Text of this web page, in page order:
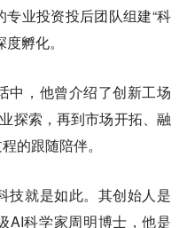
业投资投后团队组建“科
孵化。
中，他曾介绍了创新工场
探索，再到市场开拓、融
的跟随陪伴。
技就是如此。其创始人是
AI科学家周明博士，他是